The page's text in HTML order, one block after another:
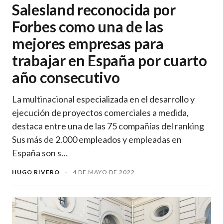
Salesland reconocida por
Forbes como una de las
mejores empresas para
trabajar en España por cuarto
año consecutivo
La multinacional especializada en el desarrollo y
ejecución de proyectos comerciales a medida,
destaca entre una de las 75 compañías del ranking
Sus más de 2.000 empleados y empleadas en
España son s…
HUGO RIVERO · 4 DE MAYO DE 2022